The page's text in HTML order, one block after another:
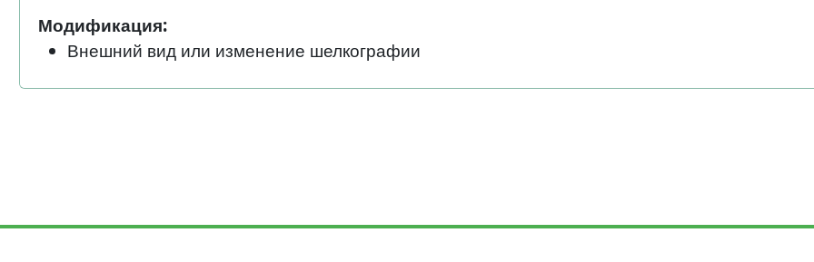
Модификация:
Внешний вид или изменение шелкографии